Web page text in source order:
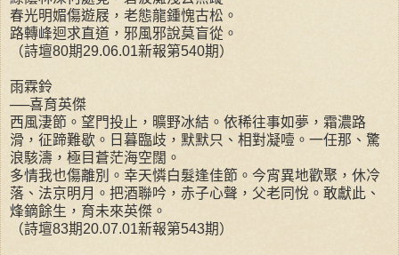
春光明媚傷遊屐，老態龍鍾愧古松。
路轉峰迴求直道，邪風邪說莫盲從。
（詩壇80期29.06.01新報第540期）
雨霖鈴
──喜育英傑
西風淒節。望門投止，曠野冰結。依稀往事如夢，霜濃路
滑，征蹄難歇。日暮臨歧，默默只、相對凝噎。一任那、驚
浪駭濤，極目蒼茫海空闊。
多情我也傷離別。幸天憐白髮逢佳節。今宵異地歡聚，休冷
落、法京明月。把酒聯吟，赤子心聲，父老同悅。敢獻此、
烽鏑餘生，育未來英傑。
（詩壇83期20.07.01新報第543期）